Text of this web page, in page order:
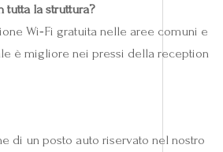
tutta la struttura?
Wi‑Fi gratuita nelle aree comuni e
è migliore nei pressi della reception
di un posto auto riservato nel nostro